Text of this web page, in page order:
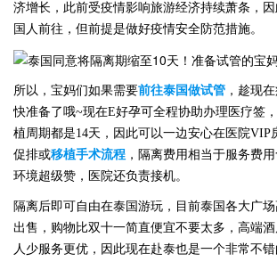
济增长，此前受疫情影响旅游经济持续萧条，
国人前往，但前提是做好疫情安全防范措施。
所以，宝妈们如果需要前往泰国做试管 ，趁现
快准备了哦~现在E好孕可全程协助办理医疗签
植周期都是14天，因此可以一边安心在医院VIP
促排或移植手术流程 ，隔离费用相当于服务费
环境超级赞，医院还负责接机。
隔离后即可自由在泰国游玩，目前泰国各大广
出售，购物比双十一简直便宜不要太多，高端酒
人少服务更优，因此现在赴泰也是一个非常不